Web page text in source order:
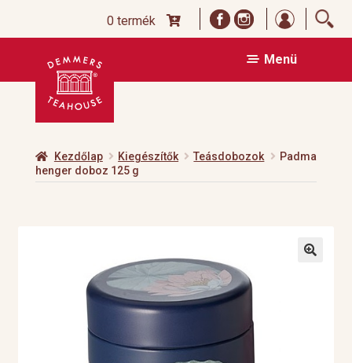
0 termék
Ugrás
navigációhoz
Kilépés
tartalomba
Menü
Kezdőlap Kiegészítők Teásdobozok
Padma
henger doboz 125 g